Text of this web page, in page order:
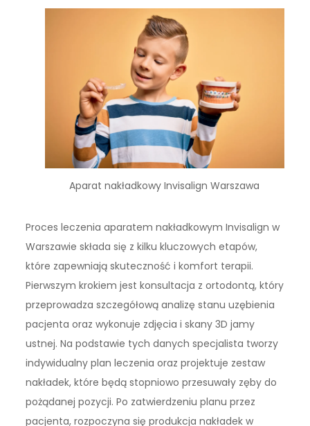
Aparat nakładkowy Invisalign Warszawa
Proces leczenia aparatem nakładkowym Invisalign w
Warszawie składa się z kilku kluczowych etapów,
które zapewniają skuteczność i komfort terapii.
Pierwszym krokiem jest konsultacja z ortodontą, który
przeprowadza szczegółową analizę stanu uzębienia
pacjenta oraz wykonuje zdjęcia i skany 3D jamy
ustnej. Na podstawie tych danych specjalista tworzy
indywidualny plan leczenia oraz projektuje zestaw
nakładek, które będą stopniowo przesuwały zęby do
pożądanej pozycji. Po zatwierdzeniu planu przez
pacjenta, rozpoczyna się produkcja nakładek w